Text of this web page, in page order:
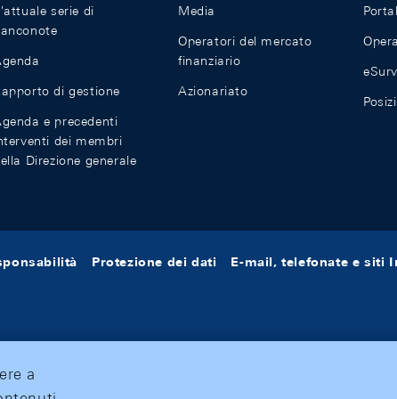
serie di
di gestione
e precedenti
dei membri
Direzione generale
Media
Operatori del mercato
finanziario
Azionariato
Protezione dei dati E-mail, telefonate e siti
a